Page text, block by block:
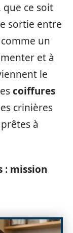
ce soit
sortie entre
un
et à
le
coiffures
crinières
à
: mission